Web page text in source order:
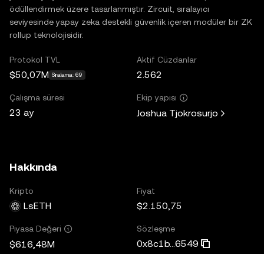
ödüllendirmek üzere tasarlanmıştır. Zircuit, sıralayıcı
seviyesinde yapay zeka destekli güvenlik içeren modüler bir ZK
rollup teknolojisidir.
Protokol TVL
$50,07M Sıralama: 69
Aktif Cüzdanlar
2.562
Çalışma süresi
23 ay
Ekip yapısı
Joshua Tjokrosurjo
Hakkında
Kripto
LsETH
Fiyat
$2.150,75
Piyasa Değeri
$616,48M
Sözleşme
0x8c1b...6549